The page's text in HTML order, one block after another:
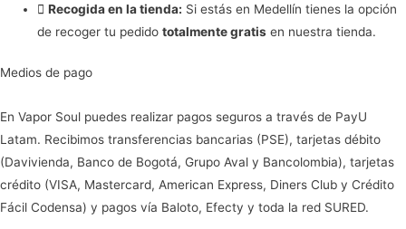
Recogida en la tienda: Si estás en Medellín tienes la opción
de recoger tu pedidototalmente gratis en nuestra tienda.
Medios de pago
En Vapor Soul puedes realizar pagos seguros a través de PayU
Latam. Recibimos transferencias bancarias (PSE), tarjetas débito
(Davivienda, Banco de Bogotá, Grupo Aval y Bancolombia), tarjetas
crédito (VISA, Mastercard, American Express, Diners Club y Crédito
Fácil Codensa) y pagos vía Baloto, Efecty y toda la red SURED.